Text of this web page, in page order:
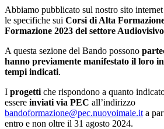
Abbiamo pubblicato sul nostro sito
le specifiche sui Corsi di Alta
Formazione 2023 del settore Audiovisivo
A questa sezione del Bando possono
hanno previamente manifestato il loro
tempi indicati.
I progetti che rispondono a quanto
essere inviati via PEC all’indirizzo
bandoformazione@pec.nuovoimaie.it a
entro e non oltre il 31 agosto 2024.